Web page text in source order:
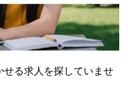
る求人を探していませ